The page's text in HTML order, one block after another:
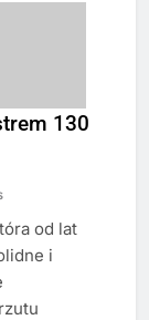
130
od lat
i